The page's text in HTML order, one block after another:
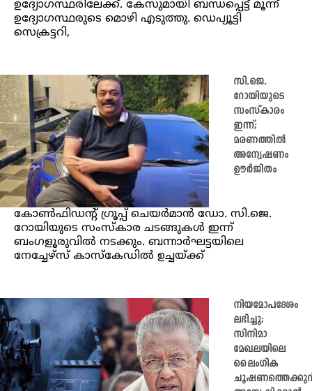
ഉദ്യോഗസ്ഥരിലേക്ക്. കേസുമായി ബന്ധപ്പെട്ട് മൂന്ന്
ഉദ്യോഗസ്ഥരുടെ മൊഴി എടുത്തു. ഡെപ്യൂട്ടി
സെക്രട്ടറി,
സി.ജെ.
റോയിയുടെ
സംസ്കാരം
ഇന്ന്;
മരണത്തിൽ
അന്വേഷണം
ഊർജിതം
കോൺഫിഡന്റ് ഗ്രൂപ്പ് ചെയർമാൻ ഡോ. സി.ജെ.
റോയിയുടെ സംസ്കാര ചടങ്ങുകൾ ഇന്ന്
ബംഗളൂരുവിൽ നടക്കും. ബന്നാർഘട്ടയിലെ
നേച്ചേഴ്‌സ് കാസ്കേഡിൽ ഉച്ചയ്ക്ക്
നിയമോപദേശം
ലഭിച്ചു;
സിനിമാ
മേഖലയിലെ
ലൈംഗിക